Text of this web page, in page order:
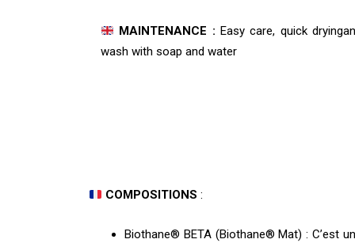
MAINTENANCE :Easy care, quick
wash with soap and water
COMPOSITIONS :
Biothane® BETA (Biothane® Mat) : C’est